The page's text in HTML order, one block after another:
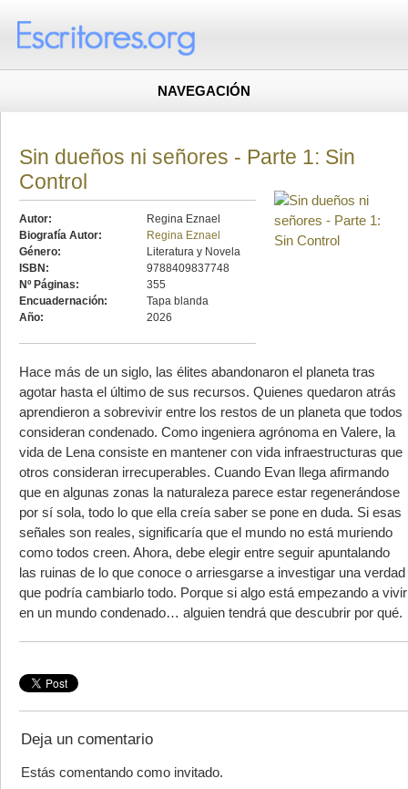
NAVEGACIÓN
Sin dueños ni señores - Parte 1: Sin
Control
Autor:
Regina Eznael
Biografía Autor:
Regina Eznael
Género:
Literatura y Novela
ISBN:
9788409837748
Nº Páginas:
355
Encuadernación:
Tapa blanda
Año:
2026
Hace más de un siglo, las élites abandonaron el planeta tras
agotar hasta el último de sus recursos. Quienes quedaron atrás
aprendieron a sobrevivir entre los restos de un planeta que todos
consideran condenado. Como ingeniera agrónoma en Valere, la
vida de Lena consiste en mantener con vida infraestructuras que
otros consideran irrecuperables. Cuando Evan llega afirmando
que en algunas zonas la naturaleza parece estar regenerándose
por sí sola, todo lo que ella creía saber se pone en duda. Si esas
señales son reales, significaría que el mundo no está muriendo
como todos creen. Ahora, debe elegir entre seguir apuntalando
las ruinas de lo que conoce o arriesgarse a investigar una verdad
que podría cambiarlo todo. Porque si algo está empezando a vivir
en un mundo condenado… alguien tendrá que descubrir por qué.
Deja un comentario
Estás comentando como invitado.